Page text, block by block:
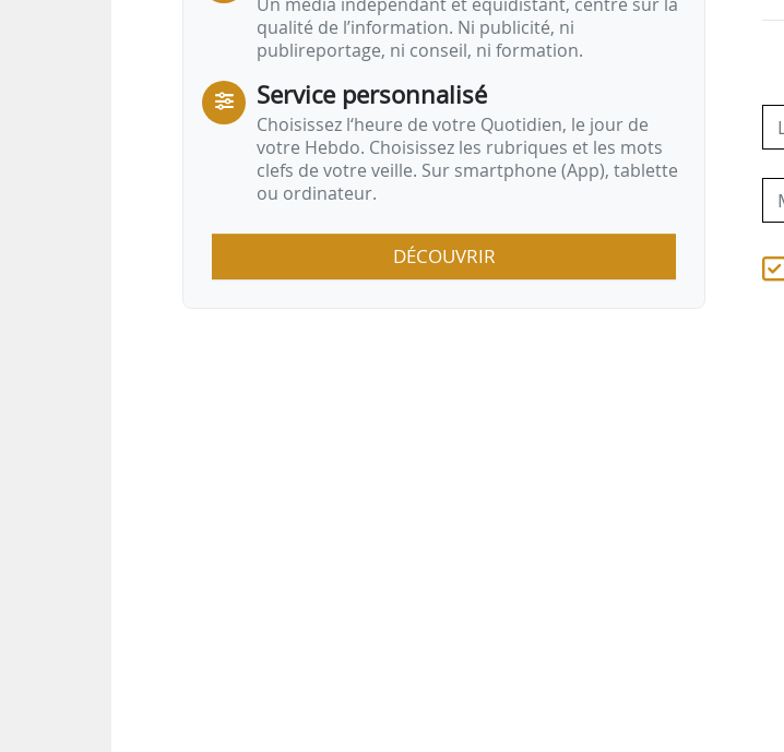
qualité de l’information. Ni publicité, ni
publireportage, ni conseil, ni formation.
Service personnalisé
Choisissez l‘heure de votre Quotidien, le jour de
votre Hebdo. Choisissez les rubriques et les mots
clefs de votre veille. Sur smartphone (App), tablette
ou ordinateur.
DÉCOUVRIR